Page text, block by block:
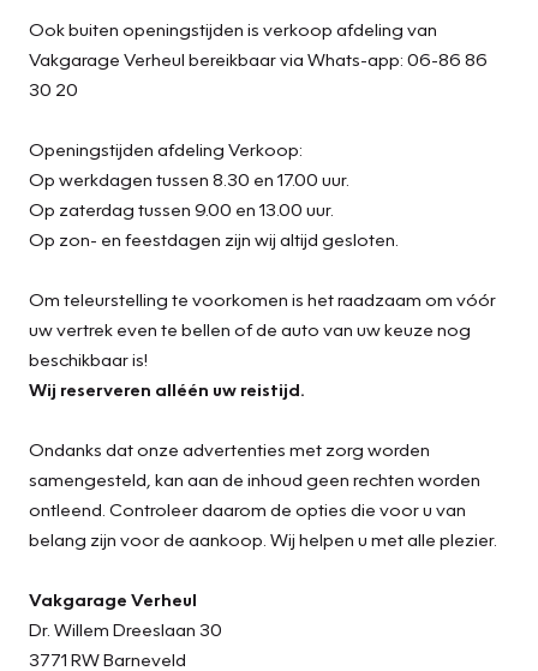
Ook buiten openingstijden is verkoop afdeling van
Vakgarage Verheul bereikbaar via Whats-app: 06-86 86
30 20
Openingstijden afdeling Verkoop:
Op werkdagen tussen 8.30 en 17.00 uur.
Op zaterdag tussen 9.00 en 13.00 uur.
Op zon- en feestdagen zijn wij altijd gesloten.
Om teleurstelling te voorkomen is het raadzaam om vóór
uw vertrek even te bellen of de auto van uw keuze nog
beschikbaar is!
Wij reserveren alléén uw reistijd.
Ondanks dat onze advertenties met zorg worden
samengesteld, kan aan de inhoud geen rechten worden
ontleend. Controleer daarom de opties die voor u van
belang zijn voor de aankoop. Wij helpen u met alle plezier.
Vakgarage Verheul
Dr. Willem Dreeslaan 30
3771 RW Barneveld